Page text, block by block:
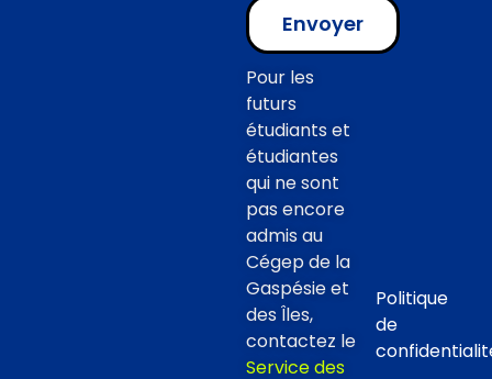
Envoyer
Pour les
futurs
étudiants et
étudiantes
qui ne sont
pas encore
admis au
Cégep de la
Gaspésie et
des Îles,
contactez le
Service des
Politique
de